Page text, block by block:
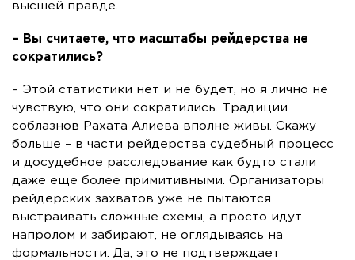
высшей правде.
– Вы считаете, что масштабы рейдерства не
сократились?
– Этой статистики нет и не будет, но я лично не
чувствую, что они сократились. Традиции
соблазнов Рахата Алиева вполне живы. Скажу
больше – в части рейдерства судебный процесс
и досудебное расследование как будто стали
даже еще более примитивными. Организаторы
рейдерских захватов уже не пытаются
выстраивать сложные схемы, а просто идут
напролом и забирают, не оглядываясь на
формальности. Да, это не подтверждает